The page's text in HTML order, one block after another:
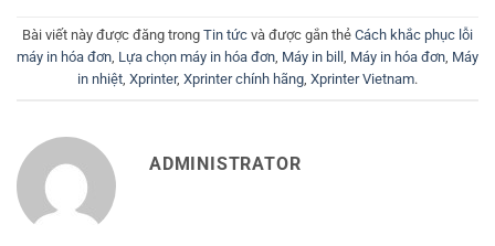
Bài viết này được đăng trong Tin tức và được gắn thẻ Cách khắc phục lỗi
máy in hóa đơn, Lựa chọn máy in hóa đơn, Máy in bill , Máy in hóa đơn, Máy
in nhiệt, Xprinter, Xprinter chính hãng, Xprinter Vietnam.
ADMINISTRATOR